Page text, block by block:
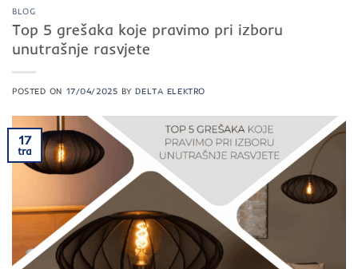
BLOG
Top 5 grešaka koje pravimo pri izboru
unutrašnje rasvjete
POSTED ON 17/04/2025 BYDELTA ELEKTRO
17
tra